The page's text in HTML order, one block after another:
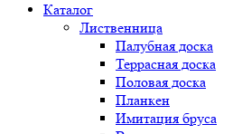
Каталог
Лиственница
Палубная доска
Террасная доска
Половая доска
Планкен
Имитация бруса